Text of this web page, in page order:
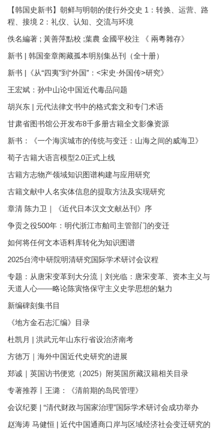
【韩国史新书】朝鲜与明朝的使行外交史 1：转换、运营、路
程、接境 2：礼仪、认知、交流与环境
佚名編著 ; 黃善萍點校 ;葉農 金國平校注 《 兩粵雜存》
新书 | 韩国奎章阁藏孤本明别集丛刊（全十册）
新书 |《从“四夷”到“外国”：<宋史·外国传>研究》
王宏斌：孙中山论中国近代毒品问题
胡兴东 | 元代法律文书中的格式套文和专门术语
甘肃省图书馆公开发布8千多册古籍全文影像资源
新书：《一个海滨城市的传统与变迁：山海之间的威海卫》
荀子古籍大语言模型2.0正式上线
古籍方志物产领域知识图谱构建与应用研究
古籍文献中人名实体信息的提取方法及实现研究
章清 陈力卫｜《近代日本汉文文献丛刊》序
争贡之役500年：明代浙江市舶司主管部门的变迁
如何将任何文本语料库转化为知识图谱
2025台湾中研院明清研究国际学术研讨会议程
专题：从唐宋变革到大分流｜刘光临：唐宋变革、资本主义与
天道人心——略论陈寅恪保守主义史学思想的魅力
新编碑刻集书目
《地方金石志汇编》目录
杜凯月 | 洪武元年山东行省设治济南考
方徳万｜海外中国近代史研究的进展
郑诚｜英国访书便览（2025）附英国所藏汉籍相关目录
专著推荐丨王潞：《清前期的岛民管理》
会议纪要 | “清代财政与国家治理”国际学术研讨会成功举办
赵海涛 马健恒 | 近代中国通商口岸与区域经济社会变迁研究的